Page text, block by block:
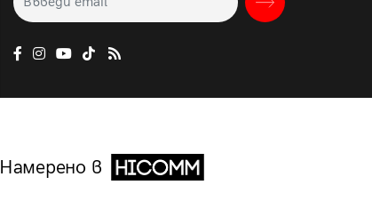
Намерено в